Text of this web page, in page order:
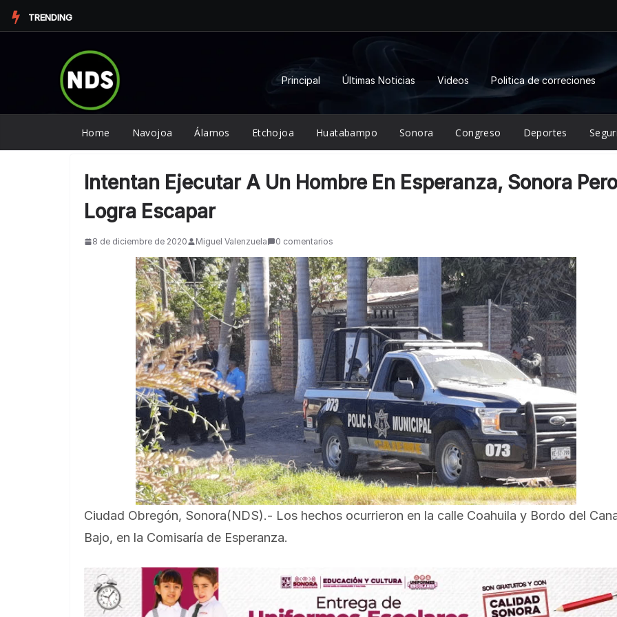
Saltar
al
TRENDING
Principal Últimas Noticias Videos Politica de correciones
Home Navojoa Álamos Etchojoa Huatabampo Sonora Congreso Deportes
Intentan Ejecutar A Un Hombre En Esperanza, Sonora Pero
Logra Escapar
8 de diciembre de 2020 Miguel Valenzuela 0 comentarios
Ciudad Obregón, Sonora(NDS).- Los hechos ocurrieron en la calle Coahuila y Bordo del
Bajo, en la Comisaría de Esperanza.